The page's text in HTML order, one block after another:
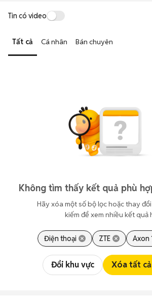
Tin có video
Tất cả Cá nhân Bán chuyên
Không tìm thấy kết quả phù
Hãy xóa một số bộ lọc hoặc thay
kiếm để xem nhiều kết quả
Điện thoại ZTE Axon
Đổi khu vực Xóa tất